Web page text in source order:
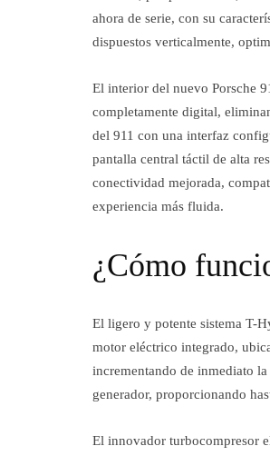
ahora de serie, con su
dispuestos verticalmente,
El interior del nuevo Porsche
completamente digital,
del 911 con una interfaz
pantalla central táctil de alta
conectividad mejorada,
experiencia más fluida.
¿Cómo
El ligero y potente sistema T-
motor eléctrico integrado,
incrementando de inmediato
generador, proporcionando
El innovador turbocompresor